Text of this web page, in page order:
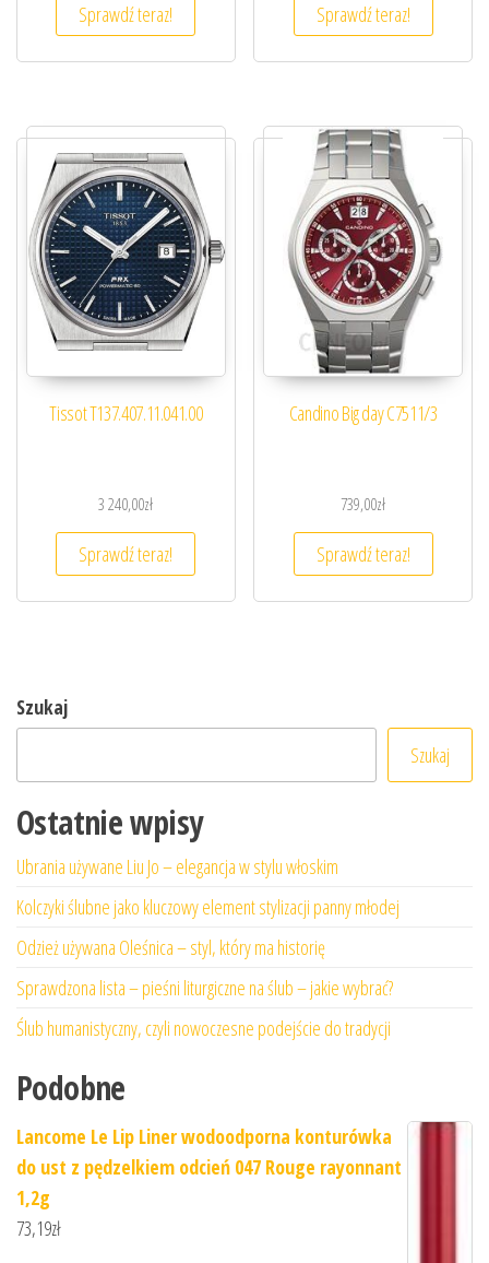
Sprawdź teraz! Sprawdź teraz!
Tissot T137.407.11.041.00
3 240,00zł
Sprawdź teraz!
Candino Big day C7511/3
739,00zł
Sprawdź teraz!
Szukaj
Szukaj
Ostatnie wpisy
Ubrania używane Liu Jo – elegancja w stylu włoskim
Kolczyki ślubne jako kluczowy element stylizacji panny młodej
Odzież używana Oleśnica – styl, który ma historię
Sprawdzona lista – pieśni liturgiczne na ślub – jakie wybrać?
Ślub humanistyczny, czyli nowoczesne podejście do tradycji
Podobne
Lancome Le Lip Liner wodoodporna konturówka
do ust z pędzelkiem odcień 047 Rouge rayonnant
1,2g
73,19zł